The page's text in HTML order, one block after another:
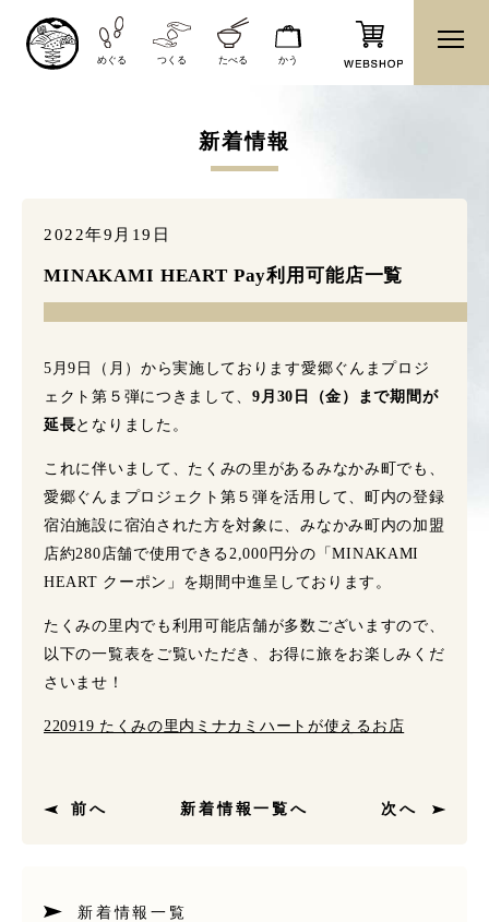
めぐる つくる たべる かう
新着情報
2022年9月19日
MINAKAMI HEART Pay利用可能店一覧
5月9日（月）から実施しております愛郷ぐんまプロジ
ェクト第５弾につきまして、9 月30日（金）まで期間が
延長となりました。
これに伴いまして、たくみの里があるみなかみ町でも、
愛郷ぐんまプロジェクト第５弾を活用して、町内の登録
宿泊施設に宿泊された方を対象に、みなかみ町内の加盟
店約280店舗で使用できる2,000円分の「MINAKAMI
HEART クーポン」を期間中進呈しております。
たくみの里内でも利用可能店舗が多数ございますので、
以下の一覧表をご覧いただき、お得に旅をお楽しみくだ
さいませ！
220919 たくみの里内ミナカミハートが使えるお店
前へ 新着情報一覧へ 次へ
新着情報一覧